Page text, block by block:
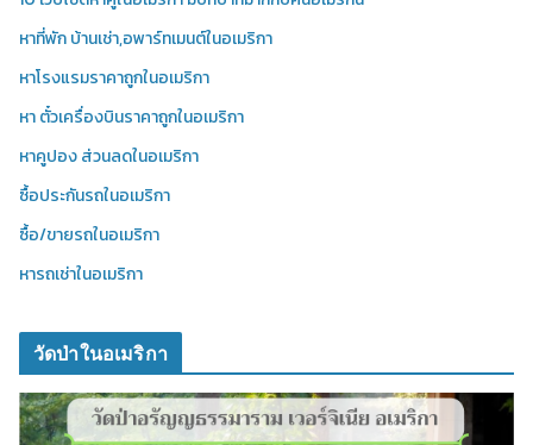
หาที่พัก บ้านเช่า,อพาร์ทเมนต์ในอเมริกา
หาโรงแรมราคาถูกในอเมริกา
หา ตั๋วเครื่องบินราคาถูกในอเมริกา
หาคูปอง ส่วนลดในอเมริกา
ซื้อประกันรถในอเมริกา
ซื้อ/ขายรถในอเมริกา
หารถเช่าในอเมริกา
วัดป่าในอเมริกา